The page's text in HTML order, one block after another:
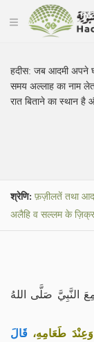
हदीस:जब आदमी अपने
समय अल्लाह का नाम
रात बिताने का स्थान
श्रेणि: फ़ज़ीलतें तथा
अलैहि व सल्लम के ज़िक्र
النَّبِيَّ صَلَّى اللهُ
طَعَامِهِ، قَالَ